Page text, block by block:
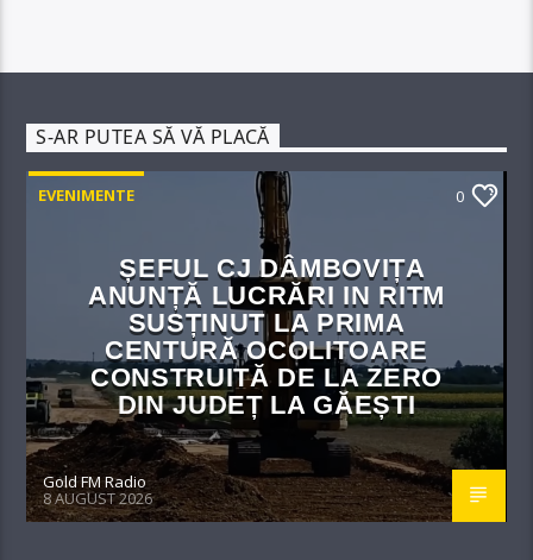
S-AR PUTEA SĂ VĂ PLACĂ
EVENIMENTE 0
ȘEFUL CJ DÂMBOVIȚA
ANUNȚĂ LUCRĂRI IN RITM
SUSȚINUT LA PRIMA
CENTURĂ OCOLITOARE
CONSTRUITĂ DE LA ZERO
DIN JUDEȚ LA GĂEȘTI
Gold FM Radio
8 AUGUST 2026